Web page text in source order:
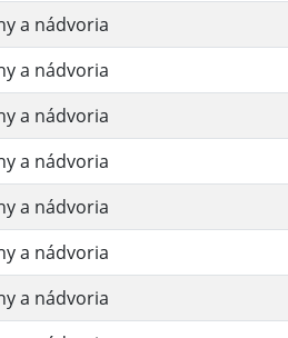
a nádvoria
a nádvoria
a nádvoria
a nádvoria
a nádvoria
a nádvoria
a nádvoria